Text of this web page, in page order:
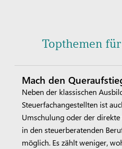
Topthemen
Mach den
Neben der klassischen
Steuerfachangestellten ist
Umschulung oder der
in den steuerberatenden
möglich. Es zählt weniger,